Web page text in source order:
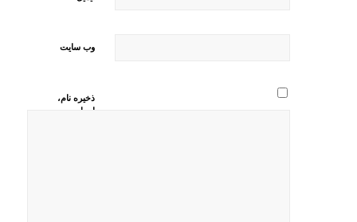
وب‌ سایت
ذخیره نام،
ایمیل و